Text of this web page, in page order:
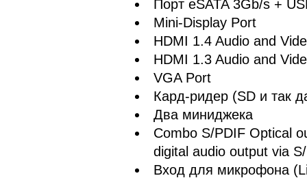
Порт eSATA 3Gb/s +
Mini-Display Port
HDMI 1.4 Audio and
HDMI 1.3 Audio and
VGA Port
Кард-ридер (SD и так
Два миниджека
Combo S/PDIF Optical
digital audio output via
Вход для микрофона